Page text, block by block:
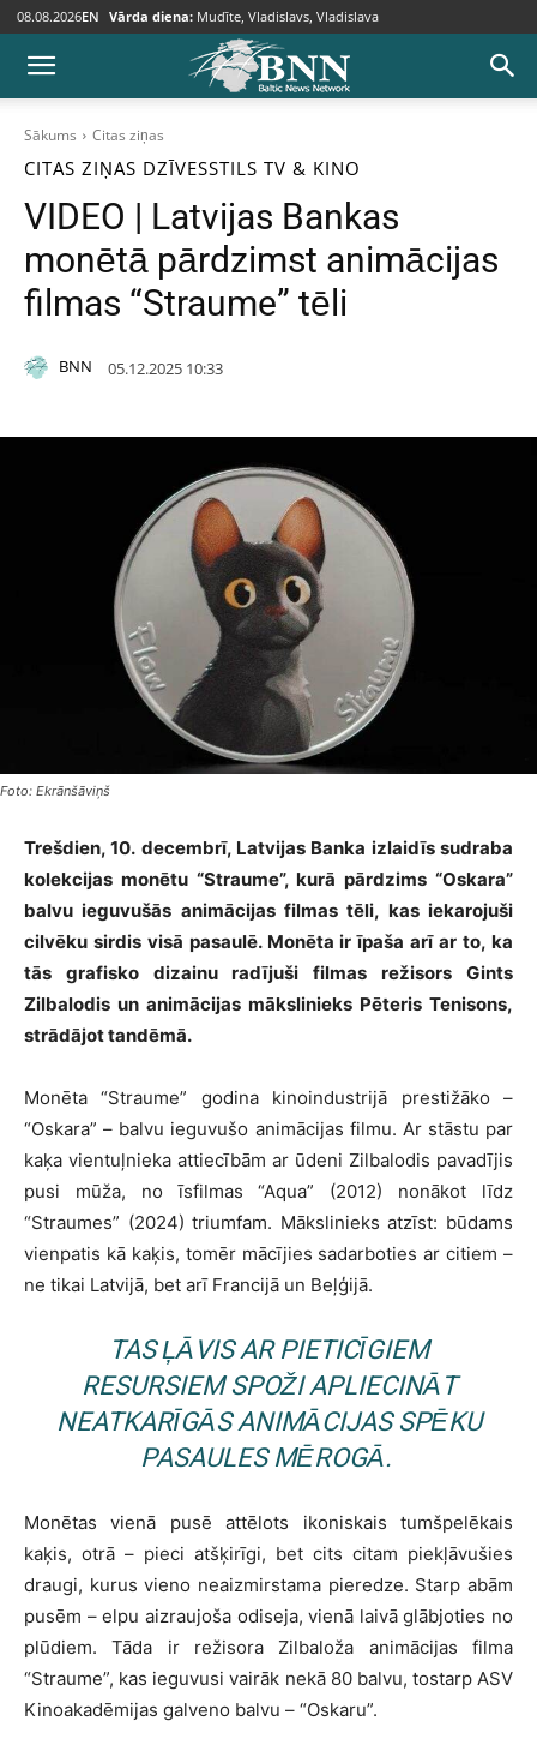
08.08.2026EN Vārda diena: Mudīte, Vladislavs, Vladislava
Sākums Citas ziņas
CITAS ZIŅAS DZĪVESSTILS TV & KINO
VIDEO | Latvijas Bankas
monētā pārdzimst animācijas
filmas “Straume” tēli
BNN 05.12.2025 10:33
Foto: Ekrānšāviņš
Trešdien, 10. decembrī, Latvijas Banka izlaidīs sudraba
kolekcijas monētu “Straume”, kurā pārdzims “Oskara”
balvu ieguvušās animācijas filmas tēli, kas iekarojuši
cilvēku sirdis visā pasaulē. Monēta ir īpaša arī ar to, ka
tās grafisko dizainu radījuši filmas režisors Gints
Zilbalodis un animācijas mākslinieks Pēteris Tenisons,
strādājot tandēmā.
Monēta “Straume” godina kinoindustrijā prestižāko –
“Oskara” – balvu ieguvušo animācijas filmu. Ar stāstu par
kaķa vientuļnieka attiecībām ar ūdeni Zilbalodis pavadījis
pusi mūža, no īsfilmas “Aqua” (2012) nonākot līdz
“Straumes” (2024) triumfam. Mākslinieks atzīst: būdams
vienpatis kā kaķis, tomēr mācījies sadarboties ar citiem –
ne tikai Latvijā, bet arī Francijā un Beļģijā.
TAS ĻĀVIS AR PIETICĪGIEM
RESURSIEM SPOŽI APLIECINĀT
NEATKARĪGĀS ANIMĀCIJAS SPĒKU
PASAULES MĒROGĀ.
Monētas vienā pusē attēlots ikoniskais tumšpelēkais
kaķis, otrā – pieci atšķirīgi, bet cits citam piekļāvušies
draugi, kurus vieno neaizmirstama pieredze. Starp abām
pusēm – elpu aizraujoša odiseja, vienā laivā glābjoties no
plūdiem. Tāda ir režisora Zilbaloža animācijas filma
“Straume”, kas ieguvusi vairāk nekā 80 balvu, tostarp ASV
Kinoakadēmijas galveno balvu – “Oskaru”.